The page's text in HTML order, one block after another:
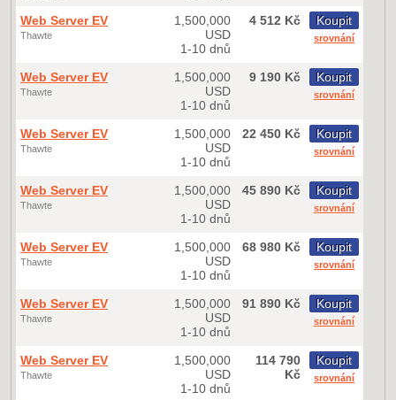
Web Server EV
Thawte
1,500,000
USD
1-10 dnů
4 512 Kč Koupit
srovnání
Web Server EV
Thawte
1,500,000
USD
1-10 dnů
9 190 Kč Koupit
srovnání
Web Server EV
Thawte
1,500,000
USD
1-10 dnů
22 450 Kč Koupit
srovnání
Web Server EV
Thawte
1,500,000
USD
1-10 dnů
45 890 Kč Koupit
srovnání
Web Server EV
Thawte
1,500,000
USD
1-10 dnů
68 980 Kč Koupit
srovnání
Web Server EV
Thawte
1,500,000
USD
1-10 dnů
91 890 Kč Koupit
srovnání
Web Server EV
Thawte
1,500,000
USD
1-10 dnů
114 790
Kč
Koupit
srovnání